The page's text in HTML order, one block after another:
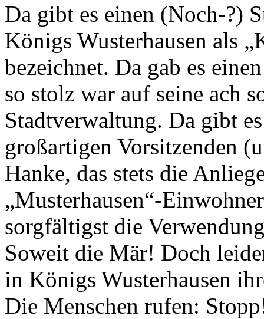
Da gibt es einen (Noch-?)
Königs Wusterhausen als
bezeichnet. Da gab es
so stolz war auf seine ach
Stadtverwaltung. Da gibt
großartigen Vorsitzenden
Hanke, das stets die
„Musterhausen“-
sorgfältigst die
Soweit die Mär! Doch
in Königs Wusterhausen
Die Menschen rufen: